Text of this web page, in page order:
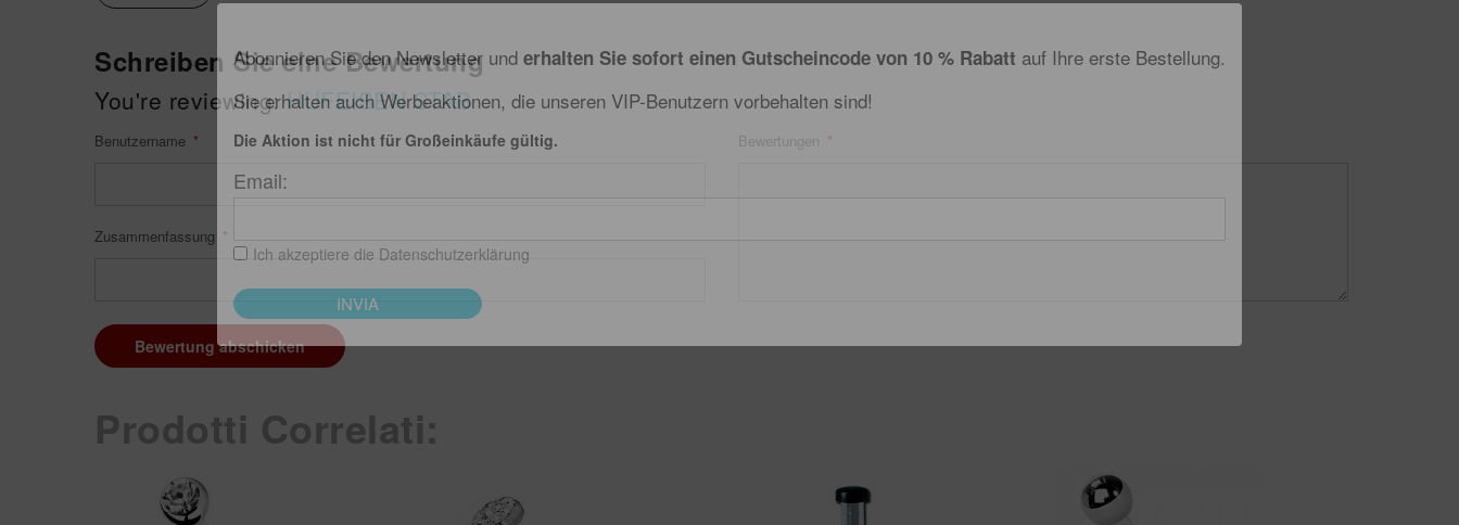
Schreiben Sie eine Bewertung
You're reviewing:HUFEISEN STAB
Benutzername
Zusammenfassung
Bewertungen
Bewertung abschicken
Prodotti Correlati:
Abonnieren Sie den Newsletter und erhalten Sie sofort einen Gutscheincode von 10 % Rabatt auf Ihre erste Bestellung.
Sie erhalten auch Werbeaktionen, die unseren VIP-Benutzern vorbehalten sind!
Die Aktion ist nicht für Großeinkäufe gültig.
Email:
Ich akzeptiere die Datenschutzerklärung